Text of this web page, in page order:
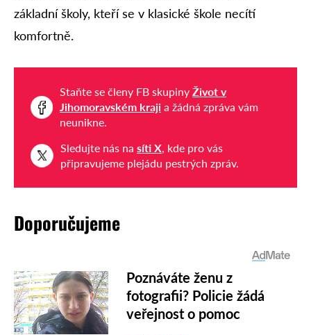
základní školy, kteří se v klasické škole necítí
komfortně.
Staňte se členy FB skupiny Život v
Jihomoravském kraji a žádná zpráva vám
neunikne.
Sledujte nás na síti X, kde pro vás
připravujeme plejádu pestrých zpráv.
Doporučujeme